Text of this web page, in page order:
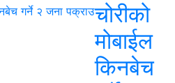
चोरीको
मोबाईल
किनबेच